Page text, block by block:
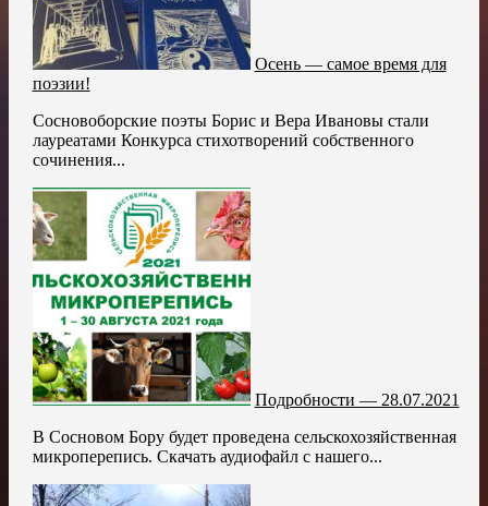
Осень — самое время для
поэзии!
Сосновоборские поэты Борис и Вера Ивановы стали
лауреатами Конкурса стихотворений собственного
сочинения...
Подробности — 28.07.2021
В Сосновом Бору будет проведена сельскохозяйственная
микроперепись. Скачать аудиофайл с нашего...